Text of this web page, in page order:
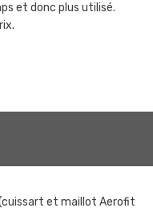
et donc plus utilisé.
et maillot Aerofit